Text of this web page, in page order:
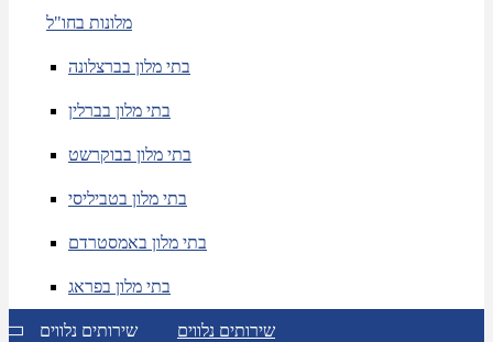
מלונות בחו"ל
בתי מלון בברצלונה
בתי מלון בברלין
בתי מלון בבוקרשט
בתי מלון בטביליסי
בתי מלון באמסטרדם
בתי מלון בפראג
שירותים נלווים שירותים נלווים